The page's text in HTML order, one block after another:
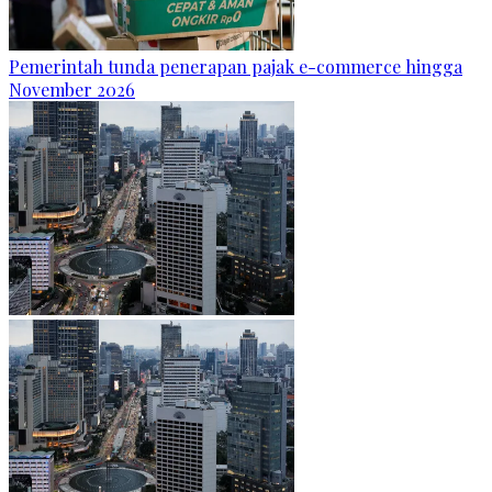
Pemerintah tunda penerapan pajak e-commerce hingga
November 2026